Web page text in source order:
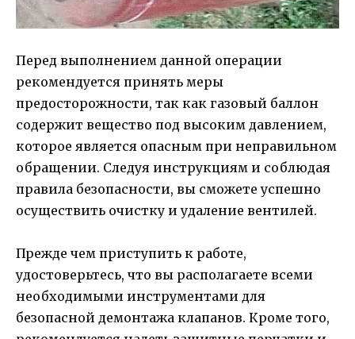
Перед выполнением данной операции
рекомендуется принять меры
предосторожности, так как газовый баллон
содержит вещество под высоким давлением,
которое является опасным при неправильном
обращении. Следуя инструкциям и соблюдая
правила безопасности, вы сможете успешно
осуществить очистку и удаление вентилей.
Прежде чем приступить к работе,
удостоверьтесь, что вы располагаете всеми
необходимыми инструментами для
безопасной демонтажа клапанов. Кроме того,